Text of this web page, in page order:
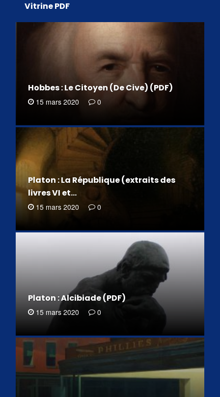
Vitrine PDF
Hobbes : Le Citoyen (De Cive) (PDF)
15 mars 2020 0
Platon : La République (extraits des
livres VI et…
15 mars 2020 0
Platon : Alcibiade (PDF)
15 mars 2020 0